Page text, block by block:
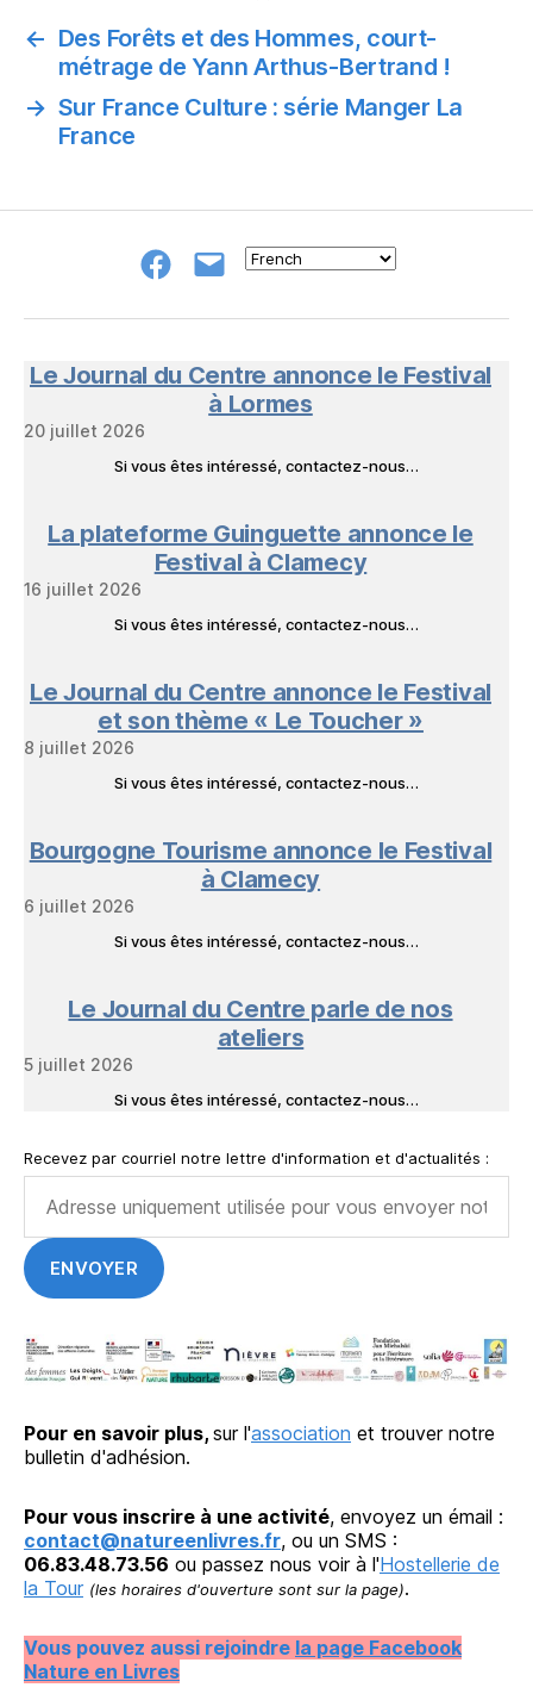
← Des Forêts et des Hommes, court-
métrage de Yann Arthus-Bertrand !
→ Sur France Culture : série Manger La
France
Groupe
NeL
E-
à
Livres
Le Journal du Centre annonce le Festival
à Lormes
20 juillet 2026
Si vous êtes intéressé, contactez-nous…
La plateforme Guinguette annonce le
Festival à Clamecy
16 juillet 2026
Si vous êtes intéressé, contactez-nous…
Le Journal du Centre annonce le Festival
et son thème « Le Toucher »
8 juillet 2026
Si vous êtes intéressé, contactez-nous…
Bourgogne Tourisme annonce le Festival
à Clamecy
6 juillet 2026
Si vous êtes intéressé, contactez-nous…
Le Journal du Centre parle de nos
ateliers
5 juillet 2026
Si vous êtes intéressé, contactez-nous…
Recevez par courriel notre lettre d'information et d'actualités :
Pour en savoir plus, sur l'association et trouver notre
bulletin d'adhésion.
Pour vous inscrire à une activité, envoyez un émail :
contact@natureenlivres.fr, ou un SMS :
06.83.48.73.56 ou passez nous voir à l'Hostellerie de
la Tour (les horaires d'ouverture sont sur la page).
Vous pouvez aussi rejoindre la page Facebook
Nature en Livres